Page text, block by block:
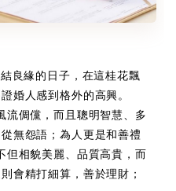
良緣的日子，在這桂花飄
婚人感到格外的高興。
流倜儻，而且聰明智慧、多
無怨語；為人更是和善禮
但相貌美麗、品質高貴，而
會精打細算，善於理財；